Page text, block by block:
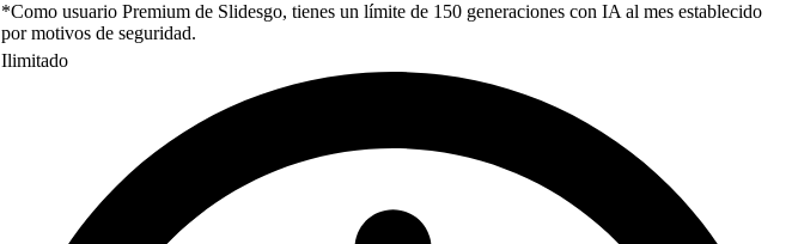
*Como usuario Premium de Slidesgo, tienes un límite de 150 generaciones con IA al mes establecido
por motivos de seguridad.
Ilimitado